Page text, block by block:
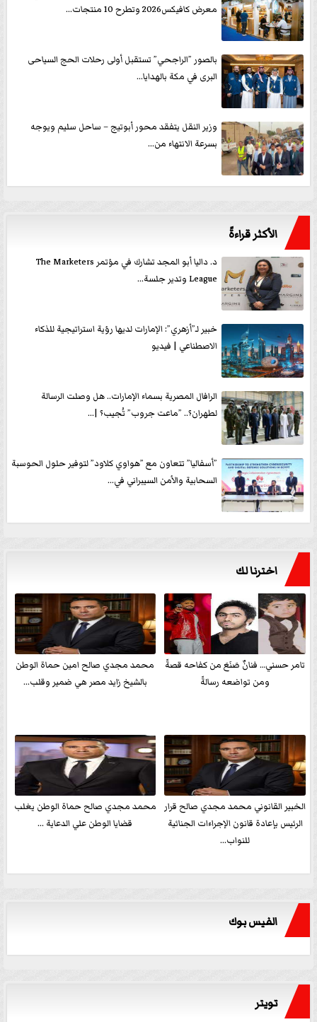
معرض كافيكس2026 وتطرح 10 منتجات...
بالصور ”الراجحي” تستقبل أولى رحلات الحج السياحى
البرى في مكة بالهدايا...
وزير النقل يتفقد محور أبوتيج – ساحل سليم ويوجه
بسرعة الانتهاء من...
الأكثر قراءةً
د. داليا أبو المجد تشارك في مؤتمر The Marketers
League وتدير جلسة...
خبير لـ”أزهري”: الإمارات لديها رؤية استراتيجية للذكاء
الاصطناعي | فيديو
الرافال المصرية بسماء الإمارات.. هل وصلت الرسالة
لطهران؟.. ”ماعت جروب” تُجيب؟ |...
”أسفاليا” تتعاون مع ”هواوي كلاود” لتوفير حلول الحوسبة
السحابية والأمن السيبراني في...
اخترنا لك
تامر حسني… فنانٌ صَنَعَ من كفاحه قصةً
ومن تواضعه رسالةً
محمد مجدي صالح امين حماة الوطن
بالشيخ زايد مصر هي ضمير وقلب...
الخبير القانوني محمد مجدي صالح قرار
الرئيس بإعادة قانون الإجراءات الجنائية
للنواب...
محمد مجدي صالح حماة الوطن يغلب
قضايا الوطن علي الدعاية ...
الفيس بوك
تويتر